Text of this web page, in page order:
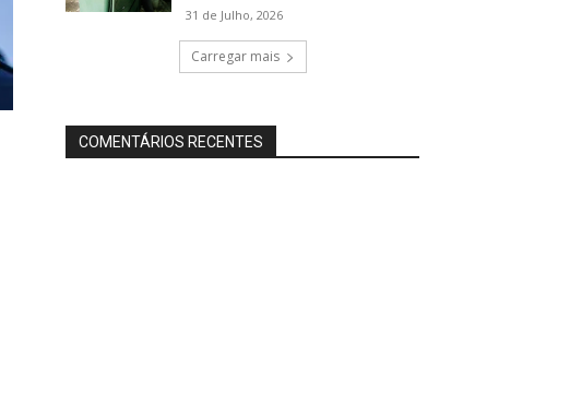
31 de Julho, 2026
Carregar mais
COMENTÁRIOS RECENTES